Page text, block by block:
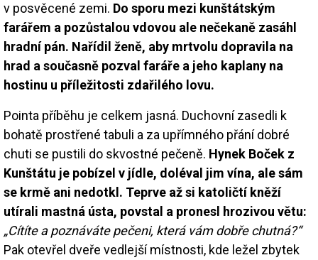
v posvěcené zemi. Do sporu mezi kunštátským
farářem a pozůstalou vdovou ale nečekaně zasáhl
hradní pán. Nařídil ženě, aby mrtvolu dopravila na
hrad a současně pozval faráře a jeho kaplany na
hostinu u příležitosti zdařilého lovu.
Pointa příběhu je celkem jasná. Duchovní zasedli k
bohatě prostřené tabuli a za upřímného přání dobré
chuti se pustili do skvostné pečeně. Hynek Boček z
Kunštátu je pobízel v jídle, doléval jim vína, ale sám
se krmě ani nedotkl. Teprve až si katoličtí kněží
utírali mastná ústa, povstal a pronesl hrozivou větu:
„Cítíte a poznáváte pečeni, která vám dobře chutná?“
Pak otevřel dveře vedlejší místnosti, kde ležel zbytek